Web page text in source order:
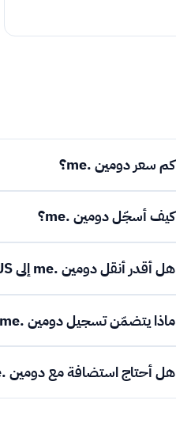
كم سعر دومين .me؟
كيف أسجّل دومين .me؟
هل أقدر أنقل دومين .me إلى IT PLUS؟
ماذا يتضمّن تسجيل دومين .me؟
هل أحتاج استضافة مع دومين .me؟